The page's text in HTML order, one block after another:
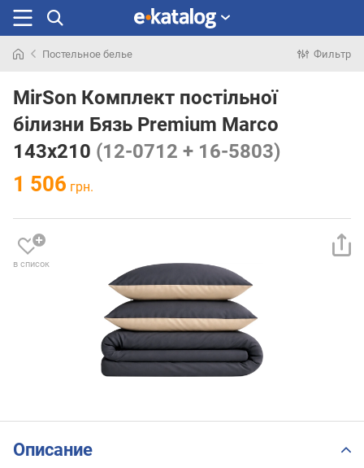
раньше
Постельное белье Фильтр
MirSon Комплект постільної
білизни Бязь Premium Marco
143х210 (12-0712 + 16-5803)
1 506 грн.
в список
Описание